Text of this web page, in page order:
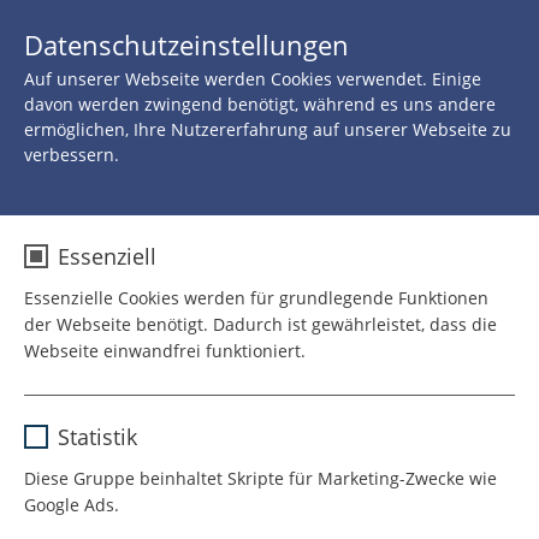
Datenschutzeinstellungen
Auf unserer Webseite werden Cookies verwendet. Einige
davon werden zwingend benötigt, während es uns andere
ermöglichen, Ihre Nutzererfahrung auf unserer Webseite zu
verbessern.
Essenziell
Essenzielle Cookies werden für grundlegende Funktionen
der Webseite benötigt. Dadurch ist gewährleistet, dass die
Webseite einwandfrei funktioniert.
Laufzeit
Statistik
Diese Gruppe beinhaltet Skripte für Marketing-Zwecke wie
Google Ads.